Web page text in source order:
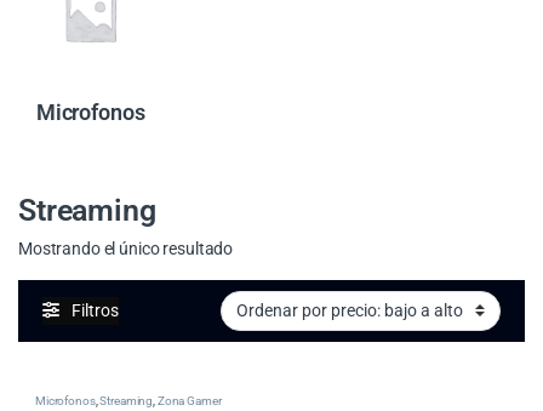
Microfonos
Streaming
Mostrando el único resultado
Filtros
Microfonos,Streaming Zona Gamer